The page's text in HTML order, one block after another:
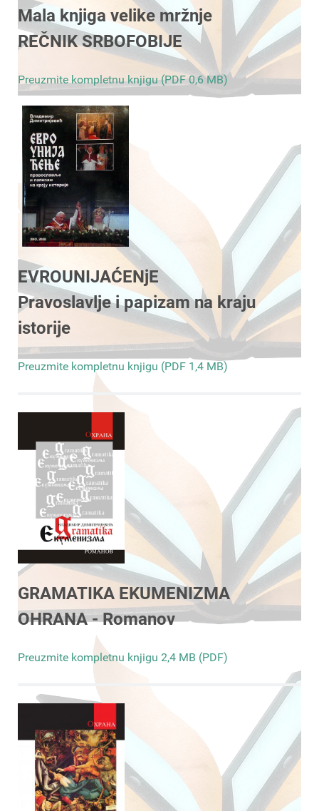
Mala knjiga velike mržnje
REČNIK SRBOFOBIJE
Preuzmite kompletnu knjigu (PDF 0,6 MB)
EVROUNIJAĆENjE
Pravoslavlje i papizam na kraju
istorije
Preuzmite kompletnu knjigu (PDF 1,4 MB)
GRAMATIKA EKUMENIZMA
OHRANA - Romanov
Preuzmite kompletnu knjigu 2,4 MB (PDF)